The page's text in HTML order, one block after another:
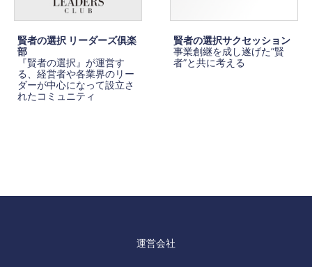
賢者の選択 リーダーズ俱楽
部
『賢者の選択』が運営す
る、経営者や各業界のリー
ダーが中心になって設立さ
れたコミュニティ
賢者の選択サクセッション
事業創継を成し遂げた”賢
者”と共に考える
運営会社